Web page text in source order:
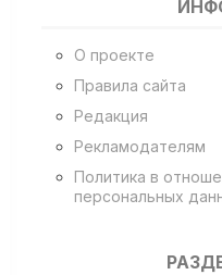
О проекте
Правила сайта
Редакция
Рекламодателям
Политика в
персональных